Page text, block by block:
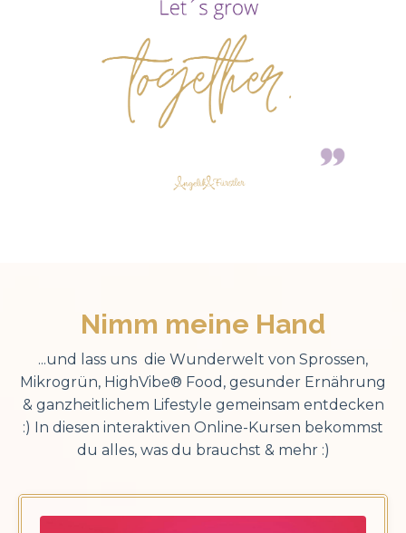
Nimm meine Hand
...und lass uns die Wunderwelt von Sprossen,
Mikrogrün, HighVibe® Food, gesunder Ernährung
& ganzheitlichem Lifestyle gemeinsam entdecken
:) In diesen interaktiven Online-Kursen bekommst
du alles, was du brauchst & mehr :)